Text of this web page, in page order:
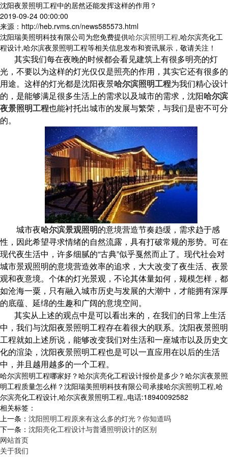
沈阳夜景照明工程中的居然还能发挥这样的作用？
2019-09-24 00:00:00
来源：http://heb.rvms.cn/news585573.html
沈阳瑞美照明科技有限公司为您免费提供哈尔滨照明工程,哈尔滨亮化工
程设计,哈尔滨夜景照明工程等相关信息发布和资讯展示，敬请关注！
其实我们每在夜晚的时候都会看见建筑上有很多明亮的灯
光，不要以为这样的灯光仅仅是照亮的作用，其实它还有很多的
用途。这样的灯光都是沈阳夜景哈尔滨照明工程为我们精心设计
的，是能够满足很多生活上的需求以及城市的需求，沈阳哈尔滨
夜景照明工程也能衬托出城市的发展与繁荣，与我们是密不可分
的。
城市夜哈尔滨景观照明的意境营造节奏趋缓，需求趋于感
性，因此希望寻求情绪的自然流露，具有打破常规的形势。可在
现代夜生活中，许多细腻的“古典”似乎戛然而止了。现代社会对
城市景观照明的意境营造效率的追求，大大改变了夜生活、夜景
观和夜意境。个体的灯光景观，不论其体量如何，规模怎样，都
如沧海一粟，只有融入城市历史与发展的大潮中，才能拥有深厚
的底蕴、延绵的生趣和广阔的意境空间。
其实从上述的观点中是可以看出来的，在我们的日常上生活
中，我们与沈阳夜景照明工程存在着很大的联系。沈阳夜景照明
工程就如上述所说，能够改变我们对生活和一座城市以及历史文
化的渲染，沈阳夜景照明工程也是可以一直应用在以后的生活
中，并且越用越多的一个工程。
哈尔滨照明工程哪家好？哈尔滨亮化工程设计报价是多少？哈尔滨夜景照
明工程质量怎么样？沈阳瑞美照明科技有限公司承接哈尔滨照明工程,哈
尔滨亮化工程设计,哈尔滨夜景照明工程,,电话:18940092582
相关标签：
上一条： 沈阳照明工程原来有这么多的灯光？你知道吗
下一条： 沈阳亮化工程设计与普通照明设计的区别
网站首页
关于我们